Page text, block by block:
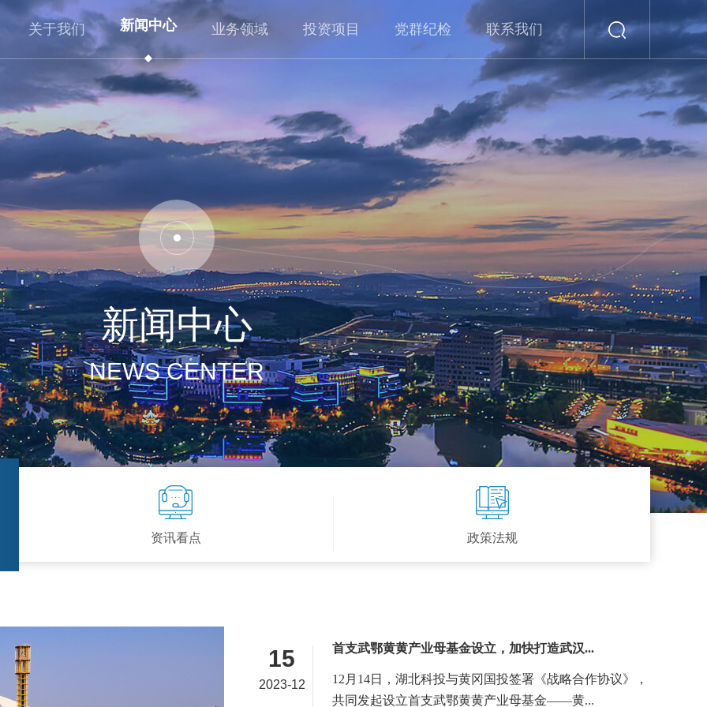
关于我们
公司概况
企业文化
发展历程
新闻中心
企业动态
资讯看点
政策法规
业务领域
业务板块
行业布局
投资全览
投资项目
工研院项目
基金项目
党群纪检
学习资料
党建动态
党风廉政
主题活动
联系我们
新闻中心
NEWS CENTER
资讯看点 政策法规
15
2023-12
首支武鄂黄黄产业母基金设立，加快打造武汉...
12月14日，湖北科投与黄冈国投签署《战略合作协议》，
共同发起设立首支武鄂黄黄产业母基金——黄...